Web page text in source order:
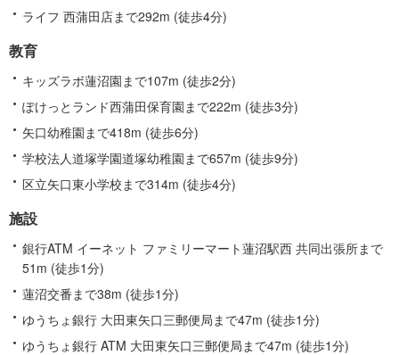
ライフ 西蒲田店まで292m (徒歩4分)
教育
キッズラボ蓮沼園まで107m (徒歩2分)
ぽけっとランド西蒲田保育園まで222m (徒歩3分)
矢口幼稚園まで418m (徒歩6分)
学校法人道塚学園道塚幼稚園まで657m (徒歩9分)
区立矢口東小学校まで314m (徒歩4分)
施設
銀行ATM イーネット ファミリーマート蓮沼駅西 共同出張所まで
51m (徒歩1分)
蓮沼交番まで38m (徒歩1分)
ゆうちょ銀行 大田東矢口三郵便局まで47m (徒歩1分)
ゆうちょ銀行 ATM 大田東矢口三郵便局まで47m (徒歩1分)